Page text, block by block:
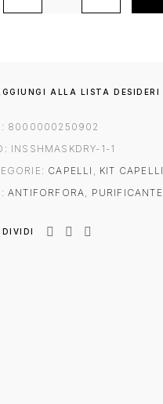
ALLA LISTA DESIDERI
8000000250902
INSSHMASKDRY-1-1
CAPELLI , KIT CAPELLI
ANTIFORFORA, PURIFICANTE